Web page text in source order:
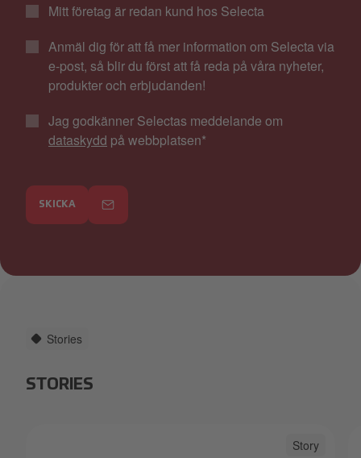
Mitt företag är redan kund hos Selecta
Anmäl dig för att få mer information om Selecta via
e-post, så blir du först att få reda på våra nyheter,
produkter och erbjudanden!
Jag godkänner Selectas meddelande om
dataskydd på webbplatsen*
SKICKA
Stories
STORIES
Story